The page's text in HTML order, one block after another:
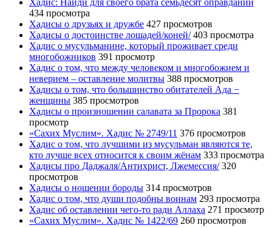
434 просмотра
Хадисы о друзьях и дружбе 427 просмотров
Хадисы о достоинстве лошадей/коней/ 403 просмотра
Хадис о мусульманине, который проживает среди
многобожников 391 просмотр
Хадис о том, что между человеком и многобожием и
неверием – оставление молитвы 388 просмотров
Хадисы о том, что большинство обитателей Ада −
женщины 385 просмотров
Хадисы о произношении салавата за Пророка 381
просмотр
«Сахих Муслим». Хадис № 2749/11 376 просмотров
Хадис о том, что лучшими из мусульман являются те,
кто лучше всех относится к своим жёнам 333 просмотра
Хадисы про Даджаля/Антихрист, Лжемессия/ 320
просмотров
Хадисы о ношении бороды 314 просмотров
Хадис о том, что души подобны воинам 293 просмотра
Хадис об оставлении чего-то ради Аллаха 271 просмотр
«Сахих Муслим». Хадис № 1422/69 260 просмотров